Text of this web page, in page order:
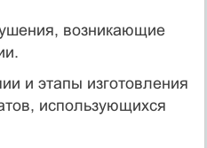
возникающие
и этапы изготовления
использующихся